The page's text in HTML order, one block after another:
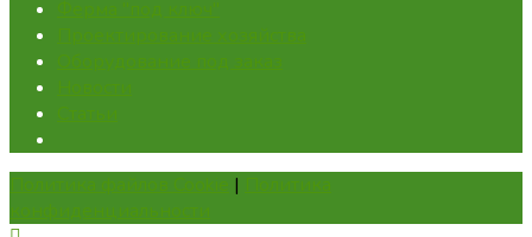
Ферма "под ключ"
Проектирование хозяйства
Оборудование под заказ
Новости
Статьи
Политика файлов Cookie | Политика
конфиденциальности